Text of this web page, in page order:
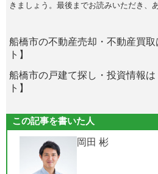
きましょう。最後までお読みいただき、
船橋市の不動産売却・不動産買
ト】
船橋市の戸建て探し・投資情報
ト】
この記事を書いた人
岡田 彬